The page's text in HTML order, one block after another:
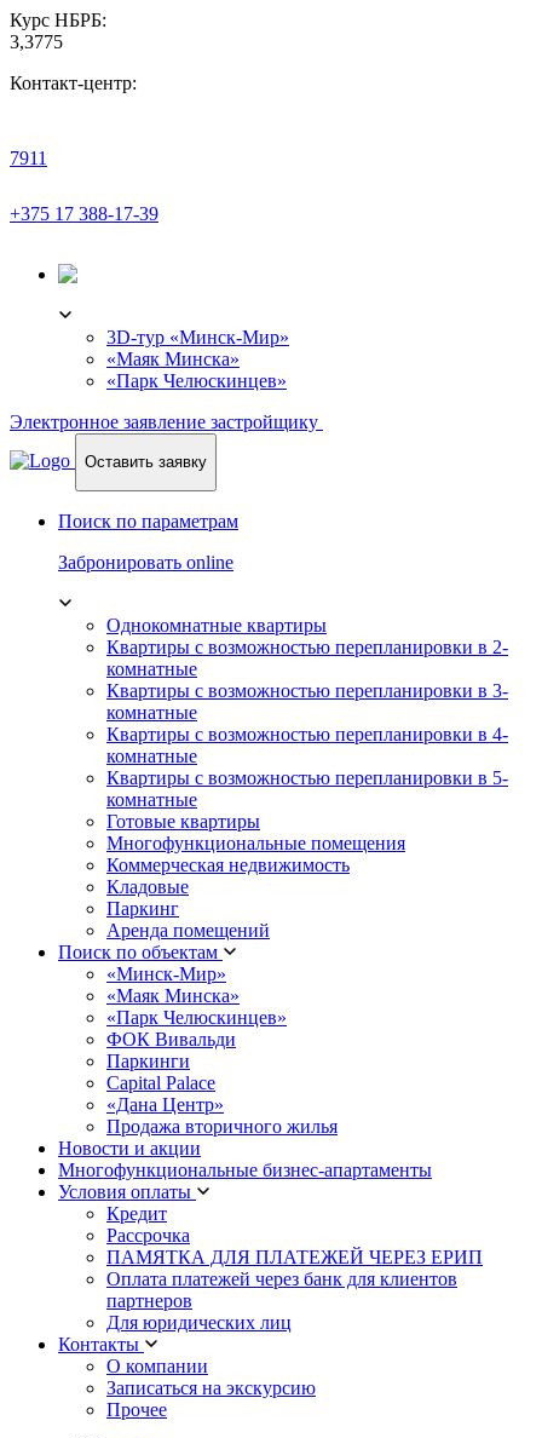
Курс НБРБ:
3,3775
Контакт-центр:
7911
+375 17 388-17-39
3D-тур «Минск-Мир»
«Маяк Минска»
«Парк Челюскинцев»
Электронное заявление застройщику
Оставить заявку
Поиск по параметрам
Забронировать online
Однокомнатные квартиры
Квартиры с возможностью перепланировки в 2-
комнатные
Квартиры с возможностью перепланировки в 3-
комнатные
Квартиры с возможностью перепланировки в 4-
комнатные
Квартиры с возможностью перепланировки в 5-
комнатные
Готовые квартиры
Многофункциональные помещения
Коммерческая недвижимость
Кладовые
Паркинг
Аренда помещений
Поиск по объектам
«Минск-Мир»
«Маяк Минска»
«Парк Челюскинцев»
ФОК Вивальди
Паркинги
Capital Palace
«Дана Центр»
Продажа вторичного жилья
Новости и акции
Многофункциональные бизнес-апартаменты
Условия оплаты
Кредит
Рассрочка
ПАМЯТКА ДЛЯ ПЛАТЕЖЕЙ ЧЕРЕЗ ЕРИП
Оплата платежей через банк для клиентов
партнеров
Для юридических лиц
Контакты
О компании
Записаться на экскурсию
Прочее